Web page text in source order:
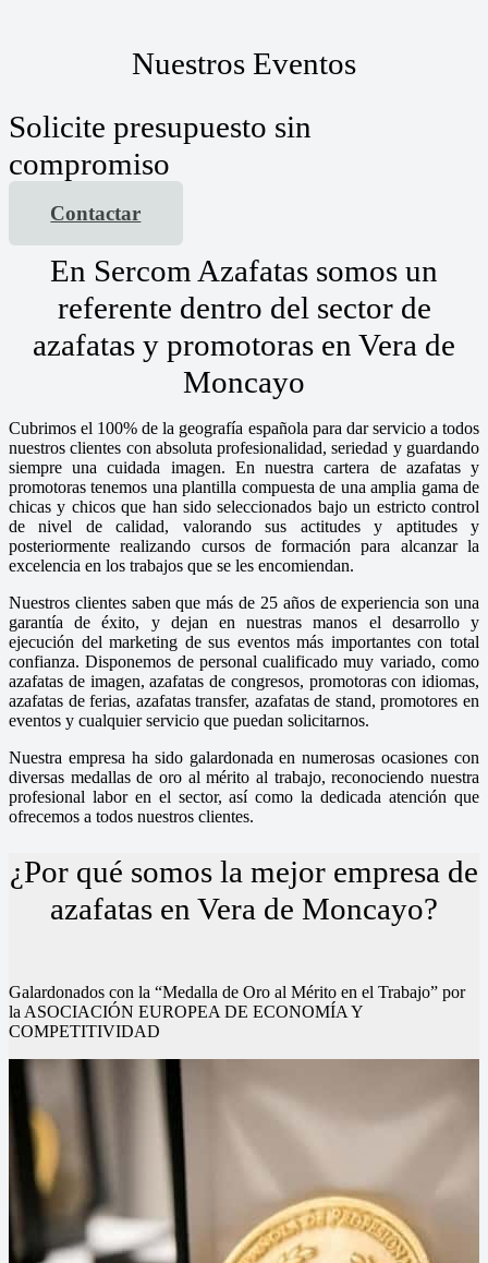
Nuestros Eventos
Solicite presupuesto sin
compromiso
Contactar
En Sercom Azafatas somos un
referente dentro del sector de
azafatas y promotoras en Vera de
Moncayo
Cubrimos el 100% de la geografía española para dar servicio a todos
nuestros clientes con absoluta profesionalidad, seriedad y guardando
siempre una cuidada imagen. En nuestra cartera de azafatas y
promotoras tenemos una plantilla compuesta de una amplia gama de
chicas y chicos que han sido seleccionados bajo un estricto control
de nivel de calidad, valorando sus actitudes y aptitudes y
posteriormente realizando cursos de formación para alcanzar la
excelencia en los trabajos que se les encomiendan.
Nuestros clientes saben que más de 25 años de experiencia son una
garantía de éxito, y dejan en nuestras manos el desarrollo y
ejecución del marketing de sus eventos más importantes con total
confianza. Disponemos de personal cualificado muy variado, como
azafatas de imagen, azafatas de congresos, promotoras con idiomas,
azafatas de ferias, azafatas transfer, azafatas de stand, promotores en
eventos y cualquier servicio que puedan solicitarnos.
Nuestra empresa ha sido galardonada en numerosas ocasiones con
diversas medallas de oro al mérito al trabajo, reconociendo nuestra
profesional labor en el sector, así como la dedicada atención que
ofrecemos a todos nuestros clientes.
¿Por qué somos la mejor empresa de
azafatas en Vera de Moncayo?
Galardonados con la “Medalla de Oro al Mérito en el Trabajo” por
la ASOCIACIÓN EUROPEA DE ECONOMÍA Y
COMPETITIVIDAD